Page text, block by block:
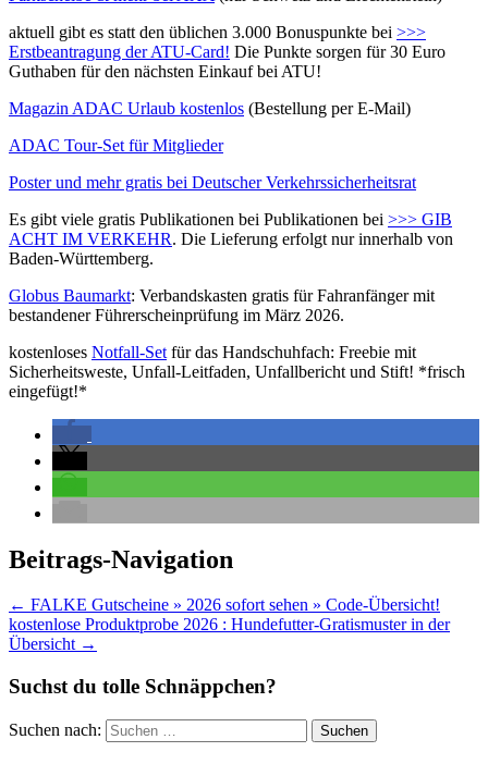
aktuell gibt es statt den üblichen 3.000 Bonuspunkte bei >>>
Erstbeantragung der ATU-Card! Die Punkte sorgen für 30 Euro
Guthaben für den nächsten Einkauf bei ATU!
Magazin ADAC Urlaub kostenlos (Bestellung per E-Mail)
ADAC Tour-Set für Mitglieder
Poster und mehr gratis bei Deutscher Verkehrssicherheitsrat
Es gibt viele gratis Publikationen bei Publikationen bei >>> GIB
ACHT IM VERKEHR. Die Lieferung erfolgt nur innerhalb von
Baden-Württemberg.
Globus Baumarkt: Verbandskasten gratis für Fahranfänger mit
bestandener Führerscheinprüfung im März 2026.
kostenloses Notfall-Set für das Handschuhfach: Freebie mit
Sicherheitsweste, Unfall-Leitfaden, Unfallbericht und Stift! *frisch
eingefügt!*
Beitrags-Navigation
← FALKE Gutscheine » 2026 sofort sehen » Code-Übersicht!
kostenlose Produktprobe 2026 : Hundefutter-Gratismuster in der
Übersicht →
Suchst du tolle Schnäppchen?
Suchen nach: